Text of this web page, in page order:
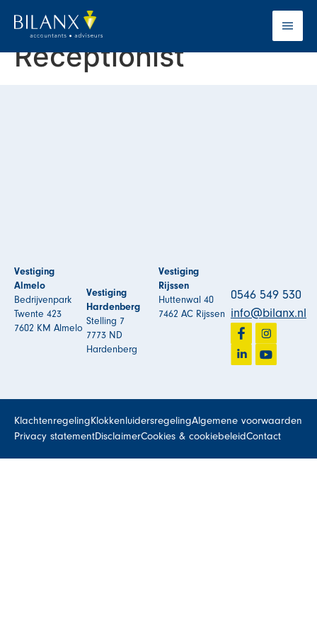
Hannie Aalderink –
Receptionist
Vestiging
Almelo
Bedrijvenpark
Twente 423
7602 KM Almelo
Vestiging
Hardenberg
Stelling 7
7773 ND
Hardenberg
Vestiging
Rijssen
Huttenwal 40
7462 AC Rijssen
0546 549 530
info@bilanx.nl
KlachtenregelingKlokkenluidersregelingAlgemene voorwaarden
Privacy statementDisclaimerCookies & cookiebeleidContact